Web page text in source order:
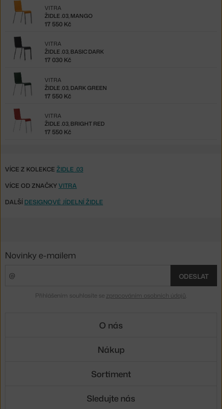
ŽIDLE .03, MANGO
VITRA
17 550 Kč
ŽIDLE .03, BASIC DARK
VITRA
17 030 Kč
ŽIDLE .03, DARK GREEN
VITRA
17 550 Kč
ŽIDLE .03, BRIGHT RED
VITRA
17 550 Kč
VÍCE Z KOLEKCE ŽIDLE .03
VÍCE OD ZNAČKYVITRA
DALŠÍ DESIGNOVÉ JÍDELNÍ ŽIDLE
Novinky e-mailem
ODESLAT
Přihlášením souhlasíte se zpracováním osobních údajů
O nás
Nákup
Sortiment
Sledujte nás